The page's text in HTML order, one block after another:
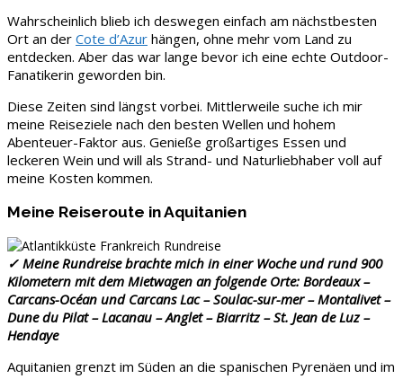
Wahrscheinlich blieb ich deswegen einfach am nächstbesten
Ort an der Cote d’Azur hängen, ohne mehr vom Land zu
entdecken. Aber das war lange bevor ich eine echte Outdoor-
Fanatikerin geworden bin.
Diese Zeiten sind längst vorbei. Mittlerweile suche ich mir
meine Reiseziele nach den besten Wellen und hohem
Abenteuer-Faktor aus. Genieße großartiges Essen und
leckeren Wein und will als Strand- und Naturliebhaber voll auf
meine Kosten kommen.
Meine Reiseroute in Aquitanien
✓ Meine Rundreise brachte mich in einer Woche und rund 900
Kilometern mit dem Mietwagen an folgende Orte: Bordeaux –
Carcans-Océan und Carcans Lac – Soulac-sur-mer – Montalivet –
Dune du Pilat – Lacanau – Anglet – Biarritz – St. Jean de Luz –
Hendaye
Aquitanien grenzt im Süden an die spanischen Pyrenäen und im